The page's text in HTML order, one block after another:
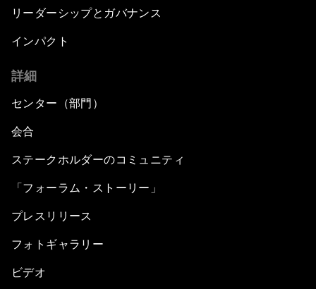
リーダーシップとガバナンス
インパクト
詳細
センター（部門）
会合
ステークホルダーのコミュニティ
「フォーラム・ストーリー」
プレスリリース
フォトギャラリー
ビデオ